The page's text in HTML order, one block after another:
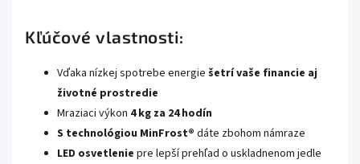
Kľúčové vlastnosti:
Vďaka nízkej spotrebe energie šetrí vaše financie aj
životné prostredie
Mraziaci výkon 4 kg za 24 hodín
S technológiou MinFrost® dáte zbohom námraze
LED osvetlenie pre lepší prehľad o uskladnenom jedle